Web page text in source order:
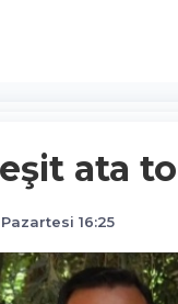
ata
16:25